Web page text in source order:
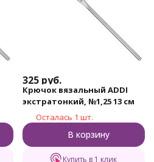
325 руб.
Крючок вязальный ADDI
экстратонкий, №1,25 13 см
Осталась 1 шт.
В корзину
Купить в 1 клик